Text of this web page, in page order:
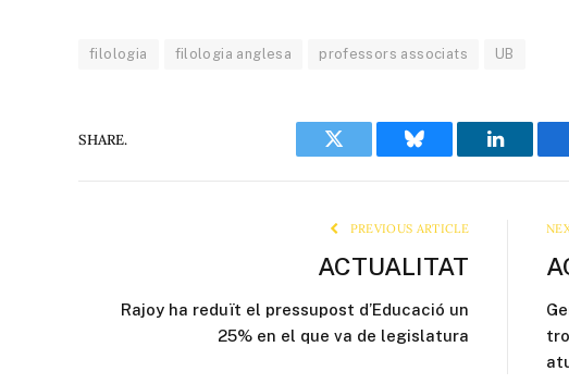
filologia filologia anglesa professors associats UB
SHARE.
Twitter Bluesky LinkedIn
PREVIOUS ARTICLE
ACTUALITAT
Rajoy ha reduït el pressupost d’Educació un
25% en el que va de legislatura